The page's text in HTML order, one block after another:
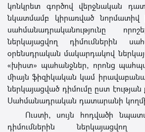
կոնկրետ գործով վերջնական
նկատմամբ կիրառված
սահմանադրականությունը
ներկայացվող դիմումներին
օրենսդրական մակարդակով
«խիստ» պահանջներ, որոնց
միայն ֆիզիկական կամ
ներկայացված դիմումը ըստ էության
Սահմանադրական դատարանի
Ուստի, սույն հոդվածի
դիմումներին ներկայացվող